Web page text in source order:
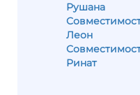
Рушана
Леон
Ринат